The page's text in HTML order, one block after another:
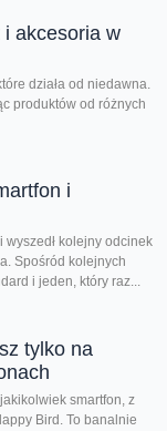
akcesoria w
działa od niedawna.
produktów od różnych
i
wyszedł kolejny odcinek
Spośród kolejnych
i jeden, który raz...
tylko na
smartfon, z
Bird. To banalnie